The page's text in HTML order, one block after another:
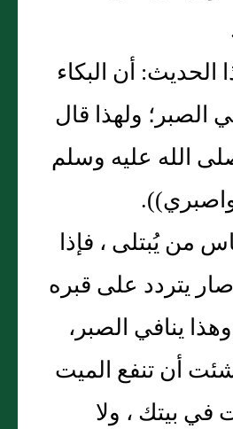
الحديث: أن البكاء
الصبر؛ ولهذا قال
الله عليه وسلم
من يُبتلى ، فإذا
يتردد على قبره
ينافي الصبر،
أن تنفع الميت
في بيتك ، ولا